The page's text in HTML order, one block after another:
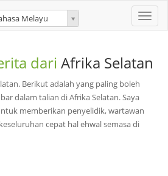
Toggle
Melayu
dari Afrika Selatan
Berikut adalah yang paling boleh
dalam talian di Afrika Selatan. Saya
memberikan penyelidik, wartawan
cepat hal ehwal semasa di